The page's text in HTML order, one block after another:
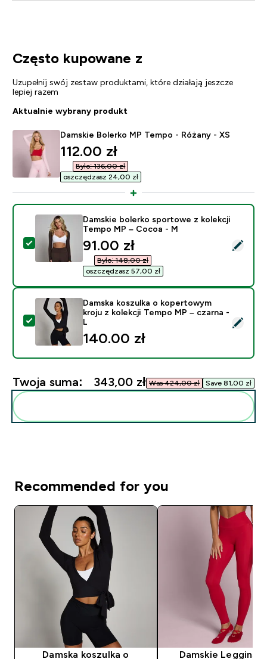
Często kupowane z
Uzupełnij swój zestaw produktami, które działają jeszcze
lepiej razem
Aktualnie wybrany produkt
Damskie Bolerko MP Tempo - Różany - XS
discounted price
112.00 zł‎
Było: 136,00 zł‎
oszczędzasz 24,00 zł‎
Wybierz ten produkt - Damskie bolerko sportowe z
Damskie bolerko sportowe z kolekcji
Tempo MP – Cocoa - M
discounted price
91.00 zł‎
Było: 148,00 zł‎
oszczędzasz 57,00 zł‎
Wybierz ten produkt - Damska koszulka o
Damska koszulka o kopertowym
kroju z kolekcji Tempo MP – czarna -
L
140.00 zł‎
Twoja suma: 343,00 zł‎ Was 424,00 zł‎ Save 81,00 zł‎
Recommended for you
Damska koszulka o
Damskie Legginsy